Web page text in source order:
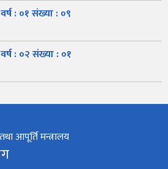
: ०१ संख्या : ०९
: ०२ संख्या : ०१
सूचना
मापदण्ड
आपूर्ति मन्त्रालय